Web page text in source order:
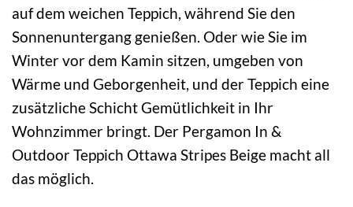
auf dem weichen Teppich, während Sie den
Sonnenuntergang genießen. Oder wie Sie im
Winter vor dem Kamin sitzen, umgeben von
Wärme und Geborgenheit, und der Teppich eine
zusätzliche Schicht Gemütlichkeit in Ihr
Wohnzimmer bringt. Der Pergamon In &
Outdoor Teppich Ottawa Stripes Beige macht all
das möglich.